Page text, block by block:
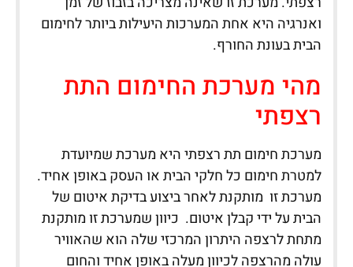
ואנרגיה היא אחת המערכות היעילות ביותר לחימום
הבית בעונת החורף.
מהי מערכת החימום התת
רצפתי
מערכת חימום תת רצפתי היא מערכת שמיועדת
למטרת חימום כל חלקי הבית או העסק באופן אחיד.
מערכת זו מותקנת לאחר ביצוע בדיקת איטום של
הבית על ידי קבלן איטום. כיוון שמערכת זו מותקנת
מתחת לרצפה היתרון המרכזי שלה הוא שהאוויר
עולה מהרצפה לכיוון מעלה באופן אחיד והחום